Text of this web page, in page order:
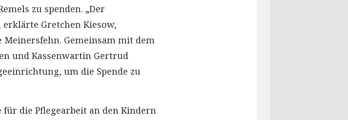
zu spenden. „Der
Gretchen Kiesow,
Meinersfehn. Gemeinsam mit dem
und Kassenwartin Gertrud
um die Spende zu
für die Pflegearbeit an den Kindern